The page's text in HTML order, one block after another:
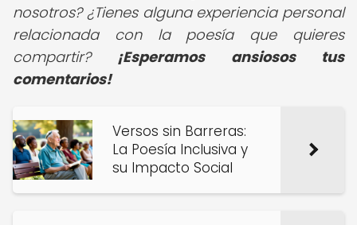
nosotros? ¿Tienes alguna experiencia personal
relacionada con la poesía que quieres
compartir?
¡Esperamos ansiosos tus
comentarios!
Versos sin Barreras:
La Poesía Inclusiva y
su Impacto Social